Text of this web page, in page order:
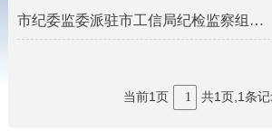
市纪委监委派驻市工信局纪检监察组基本情况
当前1页 1 共1页,1条